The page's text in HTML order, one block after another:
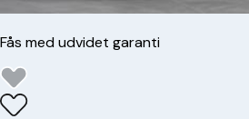
Fås med udvidet garanti